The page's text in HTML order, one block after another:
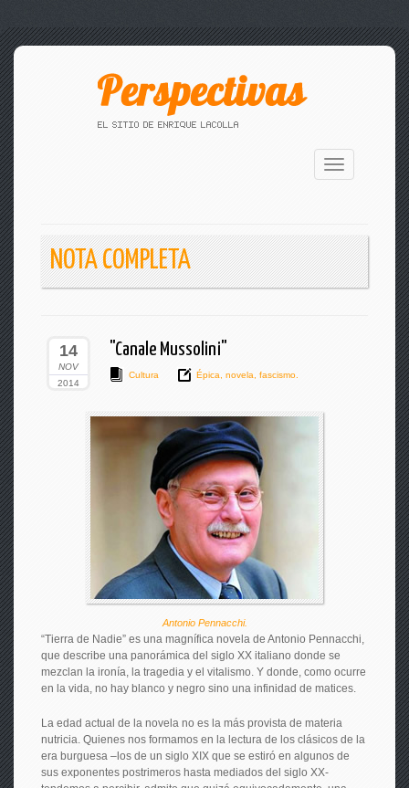
Toggle
navigation
NOTA COMPLETA
14
NOV
2014
"Canale Mussolini"
Cultura Épica novela fascismo.
Antonio Pennacchi.
“Tierra de Nadie” es una magnífica novela de Antonio Pennacchi,
que describe una panorámica del siglo XX italiano donde se
mezclan la ironía, la tragedia y el vitalismo. Y donde, como ocurre
en la vida, no hay blanco y negro sino una infinidad de matices.
La edad actual de la novela no es la más provista de materia
nutricia. Quienes nos formamos en la lectura de los clásicos de la
era burguesa –los de un siglo XIX que se estiró en algunos de
sus exponentes postrimeros hasta mediados del siglo XX-